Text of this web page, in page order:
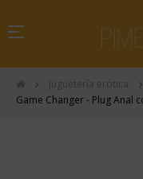
Navegación
palanca
☰
Juguetería erótica
Game Changer - Plug Anal